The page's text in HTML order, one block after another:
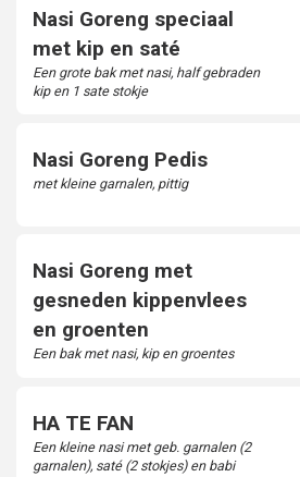
Nasi Goreng speciaal
met kip en saté
Een grote bak met nasi, half gebraden
kip en 1 sate stokje
Nasi Goreng Pedis
met kleine garnalen, pittig
Nasi Goreng met
gesneden kippenvlees
en groenten
Een bak met nasi, kip en groentes
HA TE FAN
Een kleine nasi met geb. garnalen (2
garnalen), saté (2 stokjes) en babi